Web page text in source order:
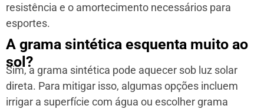
resistência e o amortecimento necessários para
esportes.
A grama sintética esquenta muito ao
sol?
Sim, a grama sintética pode aquecer sob luz solar
direta. Para mitigar isso, algumas opções incluem
irrigar a superfície com água ou escolher grama